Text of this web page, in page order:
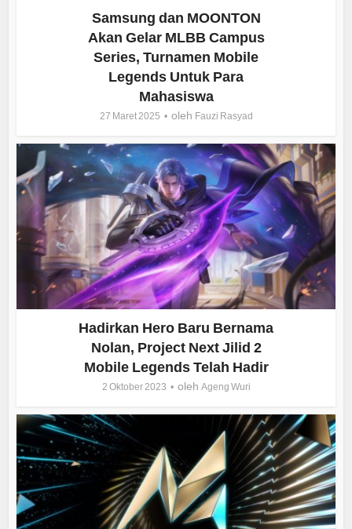
Samsung dan MOONTON
Akan Gelar MLBB Campus
Series, Turnamen Mobile
Legends Untuk Para
Mahasiswa
27 Maret 2025 oleh Fauzi Rasyad
Hadirkan Hero Baru Bernama
Nolan, Project Next Jilid 2
Mobile Legends Telah Hadir
2 Oktober 2023 oleh Ageng Wuri